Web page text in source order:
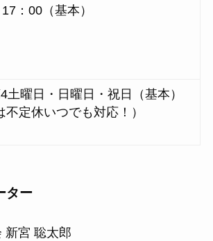
：00（基本）
土曜日・日曜日・祝日（基本）
不定休いつでも対応！）
ター
新宮 聡太郎